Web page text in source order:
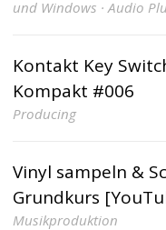
und Windows · Audio
Kontakt Key
Kompakt #006
Producing
Vinyl sampeln &
Grundkurs
Musikproduktion